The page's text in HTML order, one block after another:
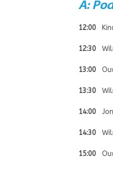
A:
12:00
12:30
13:00
13:30
14:00
14:30
15:00